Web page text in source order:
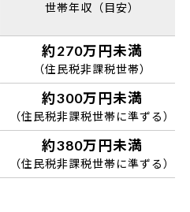
世帯年収（目安）
約270万円未満
（住民税非課税世帯）
約300万円未満
（住民税非課税世帯に準ずる）
約380万円未満
（住民税非課税世帯に準ずる）